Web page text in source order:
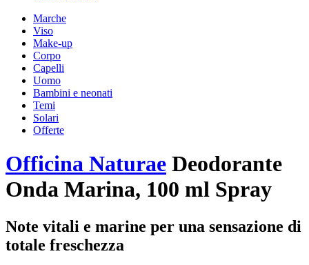
Marche
Viso
Make-up
Corpo
Capelli
Uomo
Bambini e neonati
Temi
Solari
Offerte
Officina Naturae Deodorante
Onda Marina, 100 ml Spray
Note vitali e marine per una sensazione di
totale freschezza